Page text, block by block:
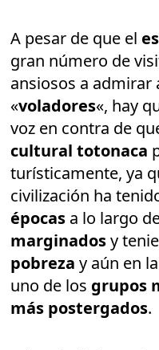
A pesar de que el
gran número de
ansiosos a admirar
«voladores«, hay
voz en contra de
cultural totonaca
turísticamente, ya
civilización ha
épocas a lo largo
marginadosy
pobrezay aún en
uno de los grupos
más postergados.